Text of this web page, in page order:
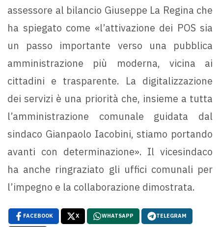
assessore al bilancio Giuseppe La Regina che
ha spiegato come «l’attivazione dei POS sia
un passo importante verso una pubblica
amministrazione più moderna, vicina ai
cittadini e trasparente. La digitalizzazione
dei servizi è una priorità che, insieme a tutta
l’amministrazione comunale guidata dal
sindaco Gianpaolo Iacobini, stiamo portando
avanti con determinazione». Il vicesindaco
ha anche ringraziato gli uffici comunali per
l’impegno e la collaborazione dimostrata.
FACEBOOK X WHATSAPP TELEGRAM